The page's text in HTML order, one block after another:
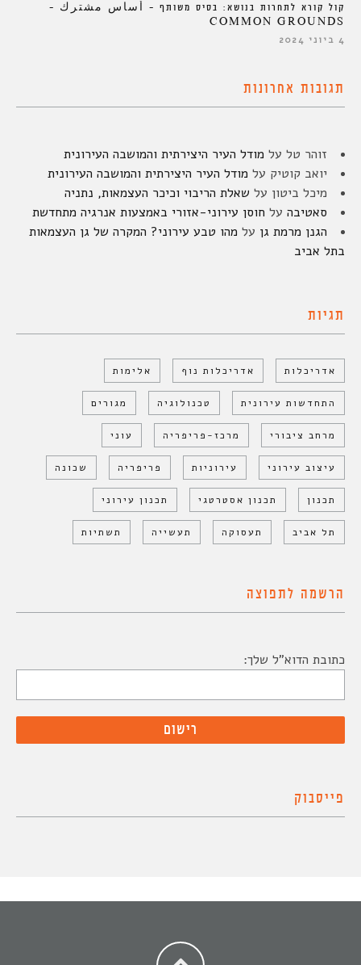
קול קורא לתחרות בנושא: בסיס משותף – أساس مشترك –
COMMON GROUNDS
4 ביוני 2024
תגובות אחרונות
זוהר טל על מודל העיר היצירתית והמושבה העירונית
יואב קוטיק על מודל העיר היצירתית והמושבה העירונית
מיכל ביטון על שאלת הריבוי וכיכר העצמאות, נתניה
סאטיבה על חוסן עירוני-אזורי באמצעות אנרגיה מתחדשת
הגנן מרמת גן על מהו טבע עירוני? המקרה של גן העצמאות
בתל אביב
תגיות
אדריכלות אדריכלות נוף אלימות
התחדשות עירונית טכנולוגיה מגורים
מרחב ציבורי מרכז-פריפריה עוני
עיצוב עירוני עירוניות פריפריה שכונה
תכנון תכנון אסטרטגי תכנון עירוני
תל אביב תעסוקה תעשייה תשתיות
הרשמה לתפוצה
כתובת הדוא"ל שלך:
פייסבוק